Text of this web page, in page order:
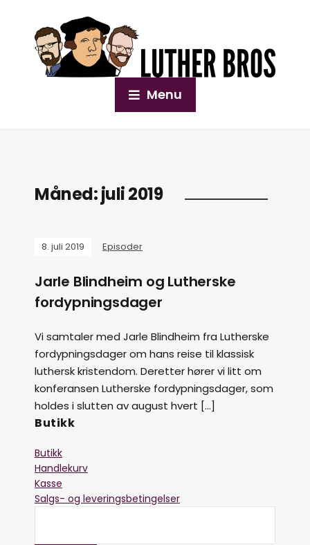
Menu
Måned:juli 2019
8. juli 2019 Episoder
Jarle Blindheim og Lutherske
fordypningsdager
Vi samtaler med Jarle Blindheim fra Lutherske
fordypningsdager om hans reise til klassisk
luthersk kristendom. Deretter hører vi litt om
konferansen Lutherske fordypningsdager, som
holdes i slutten av august hvert […]
Butikk
Butikk
Handlekurv
Kasse
Salgs- og leveringsbetingelser